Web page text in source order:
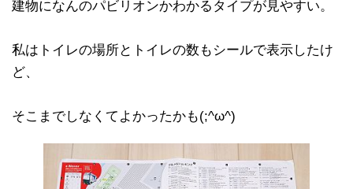
建物になんのパビリオンかわかるタイプが見やすい。
私はトイレの場所とトイレの数もシールで表示したけ
ど、
そこまでしなくてよかったかも(;^ω^)